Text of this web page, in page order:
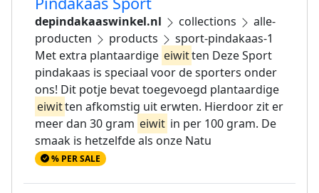
depindakaaswinkel.nl collections
alle-
producten
products
sport-pindakaas-1
Met extra plantaardige eiwitten Deze Sport
pindakaas is speciaal voor de sporters onder
ons! Dit potje bevat toegevoegd plantaardige
eiwitten afkomstig uit erwten. Hierdoor zit er
meer dan 30 gram eiwit in per 100 gram. De
smaak is hetzelfde als onze Natu
% PER SALE